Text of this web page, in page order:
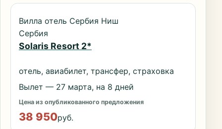
Вилла отель Сербия Ниш
Сербия
Solaris Resort 2*
отель, авиабилет, трансфер, страховка
Вылет — 27 марта, на 8 дней
Цена из опубликованного предложения
38 950руб.